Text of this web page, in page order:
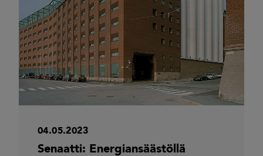
04.05.2023
Senaatti: Energiansäästöllä